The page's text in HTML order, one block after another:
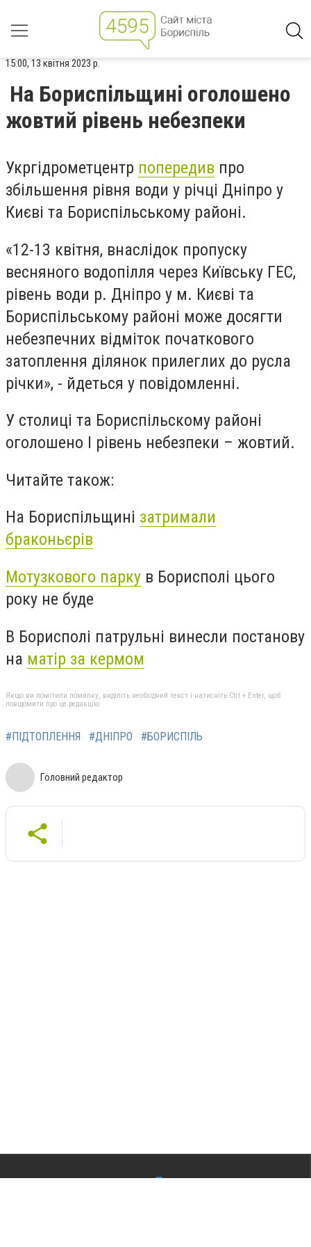
15:00, 13 квітня 2023 р.
На Бориспільщині оголошено
жовтий рівень небезпеки
Укргідрометцентр попередив про
збільшення рівня води у річці Дніпро у
Києві та Бориспільському районі.
«12-13 квітня, внаслідок пропуску
весняного водопілля через Київську ГЕС,
рівень води р. Дніпро у м. Києві та
Бориспільському районі може досягти
небезпечних відміток початкового
затоплення ділянок прилеглих до русла
річки», - йдеться у повідомленні.
У столиці та Бориспільскому районі
оголошено І рівень небезпеки – жовтий.
Читайте також:
На Бориспільщині затримали
браконьєрів
Мотузкового парку в Борисполі цього
року не буде
В Борисполі патрульні винесли постанову
на матір за кермом
Якщо ви помітили помилку, виділіть необхідний текст і натисніть Ctrl + Enter, щоб
повідомити про це редакцію
#ПІДТОПЛЕННЯ #ДНІПРО #БОРИСПІЛЬ
Головний редактор